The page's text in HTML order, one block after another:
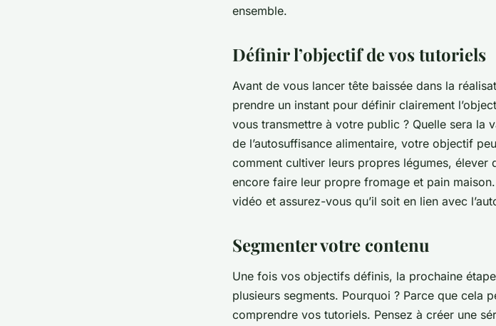
ensemble.
Définir l’objectif de vos tutoriels
Avant de vous lancer tête baissée dans la
prendre un instant pour définir clairement
vous transmettre à votre public ? Quelle sera la
de l’autosuffisance alimentaire, votre objectif
comment cultiver leurs propres légumes,
encore faire leur propre fromage et pain
vidéo et assurez-vous qu’il soit en lien avec
Segmenter votre contenu
Une fois vos objectifs définis, la prochaine
plusieurs segments. Pourquoi ? Parce que cela
comprendre vos tutoriels. Pensez à créer une